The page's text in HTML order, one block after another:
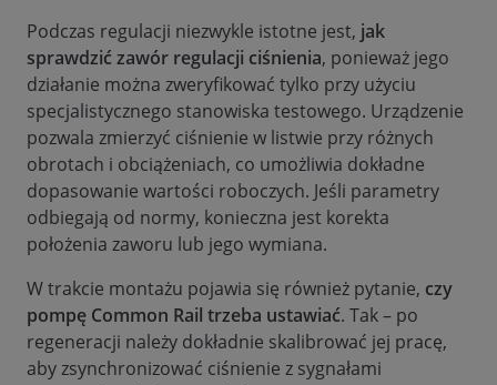
Podczas regulacji niezwykle istotne jest, jak
sprawdzić zawór regulacji ciśnienia, ponieważ jego
działanie można zweryfikować tylko przy użyciu
specjalistycznego stanowiska testowego. Urządzenie
pozwala zmierzyć ciśnienie w listwie przy różnych
obrotach i obciążeniach, co umożliwia dokładne
dopasowanie wartości roboczych. Jeśli parametry
odbiegają od normy, konieczna jest korekta
położenia zaworu lub jego wymiana.
W trakcie montażu pojawia się również pytanie, czy
pompę Common Rail trzeba ustawiać. Tak – po
regeneracji należy dokładnie skalibrować jej pracę,
aby zsynchronizować ciśnienie z sygnałami